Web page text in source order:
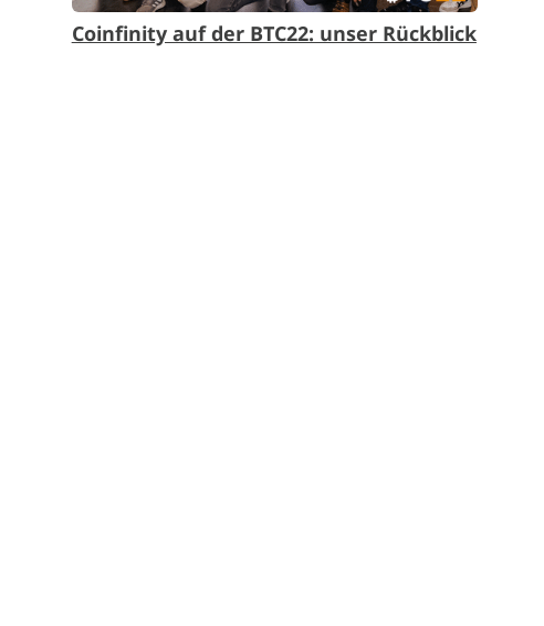
Coinfinity auf der BTC22: unser Rückblick